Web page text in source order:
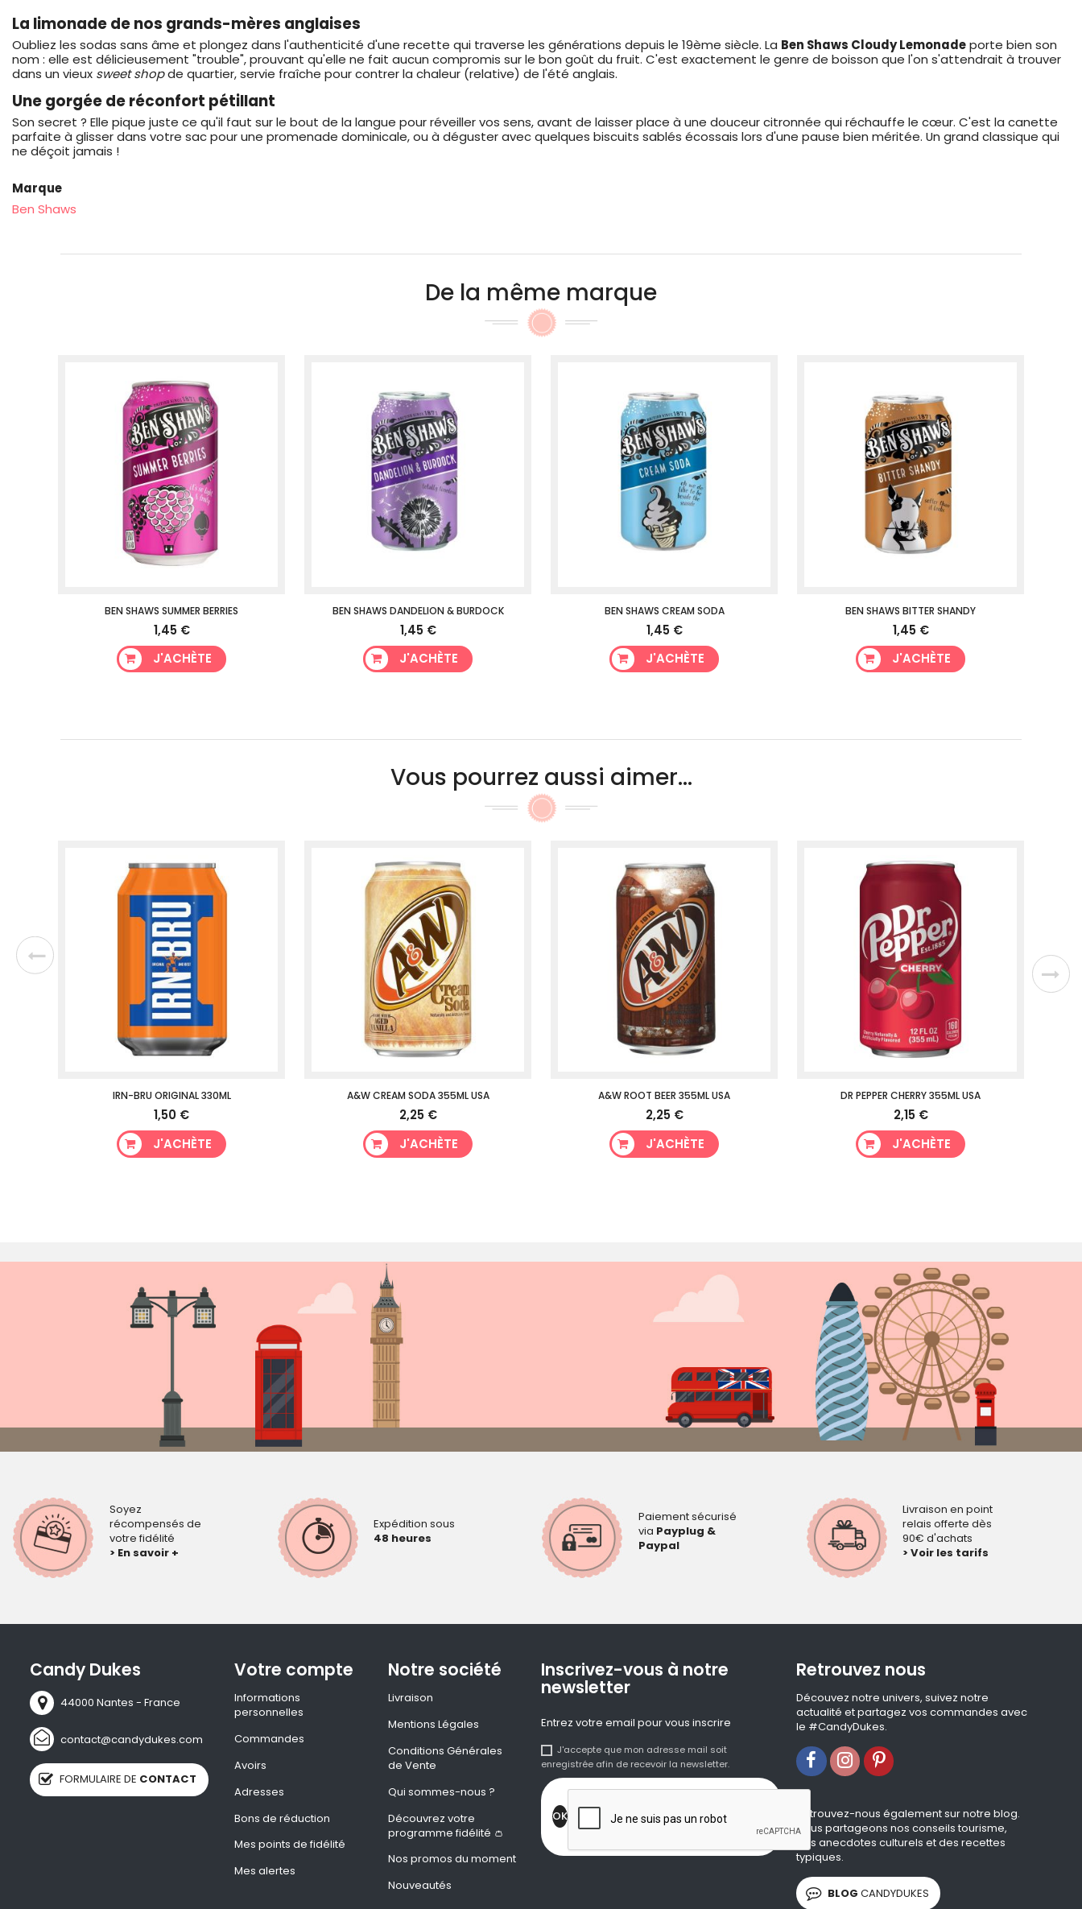
La limonade de nos grands-mères anglaises
Oubliez les sodas sans âme et plongez dans l'authenticité d'une recette qui traverse les générations depuis le 19ème siècle. La Ben Shaws Cloudy Lemonadeporte bien son
nom : elle est délicieusement "trouble", prouvant qu'elle ne fait aucun compromis sur le bon goût du fruit. C'est exactement le genre de boisson que l'on s'attendrait à trouver
dans un vieux sweet shopde quartier, servie fraîche pour contrer la chaleur (relative) de l'été anglais.
Une gorgée de réconfort pétillant
Son secret ? Elle pique juste ce qu'il faut sur le bout de la langue pour réveiller vos sens, avant de laisser place à une douceur citronnée qui réchauffe le cœur. C'est la canette
parfaite à glisser dans votre sac pour une promenade dominicale, ou à déguster avec quelques biscuits sablés écossais lors d'une pause bien méritée. Un grand classique qui
ne déçoit jamais !
Marque
Ben Shaws
De la même marque
BEN SHAWS SUMMER BERRIES
1,45 €
J'ACHÈTE
BEN SHAWS DANDELION & BURDOCK
1,45 €
J'ACHÈTE
BEN SHAWS CREAM SODA
1,45 €
J'ACHÈTE
BEN SHAWS BITTER SHANDY
1,45 €
J'ACHÈTE
Vous pourrez aussi aimer...
IRN-BRU ORIGINAL 330ML
1,50 €
J'ACHÈTE
A&W CREAM SODA 355ML USA
2,25 €
J'ACHÈTE
A&W ROOT BEER 355ML USA
2,25 €
J'ACHÈTE
DR PEPPER CHERRY 355ML USA
2,15 €
J'ACHÈTE
Soyez
récompensés de
votre fidélité
> En savoir +
Expédition sous
48 heures
Paiement sécurisé
via Payplug &
Paypal
Livraison en point
relais offerte dès
90€ d'achats
> Voir les tarifs
Candy Dukes
44000 Nantes - France
contact@candydukes.com
FORMULAIRE DE CONTACT
Votre compte
Informations
personnelles
Commandes
Avoirs
Adresses
Bons de réduction
Mes points de fidélité
Mes alertes
Notre société
Livraison
Mentions Légales
Conditions Générales
de Vente
Qui sommes-nous ?
Découvrez votre
programme fidélité 👛
Nos promos du moment
Nouveautés
Inscrivez-vous à notre
newsletter
Entrez votre email pour vous inscrire
J'accepte que mon adresse mail soit
enregistrée afin de recevoir la newsletter.
Retrouvez nous
Découvez notre univers, suivez notre
actualité et partagez vos commandes avec
le #CandyDukes.
Retrouvez-nous également sur notre blog.
Nous partageons nos conseils tourisme,
des anecdotes culturels et des recettes
typiques.
BLOG CANDYDUKES